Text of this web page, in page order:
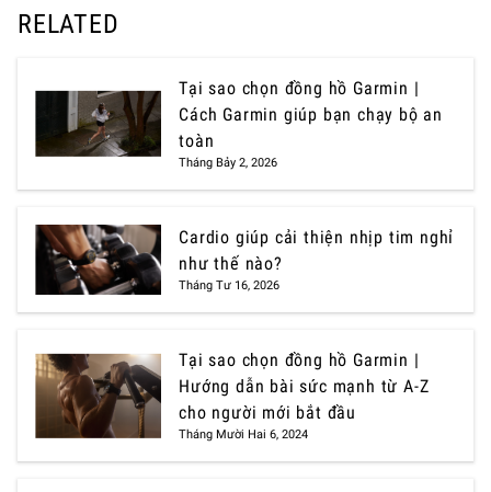
RELATED
Tại sao chọn đồng hồ Garmin |
Cách Garmin giúp bạn chạy bộ an
toàn
Tháng Bảy 2, 2026
Cardio giúp cải thiện nhịp tim nghỉ
như thế nào?
Tháng Tư 16, 2026
Tại sao chọn đồng hồ Garmin |
Hướng dẫn bài sức mạnh từ A-Z
cho người mới bắt đầu
Tháng Mười Hai 6, 2024